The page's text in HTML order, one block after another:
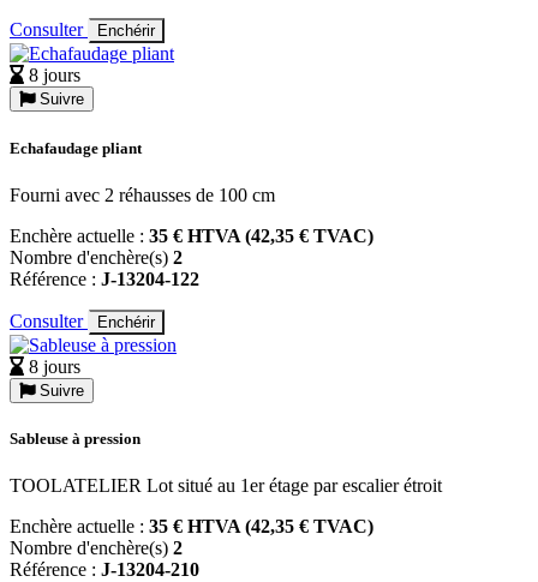
Consulter Enchérir
8 jours
Suivre
Echafaudage pliant
Fourni avec 2 réhausses de 100 cm
Enchère actuelle : 35 € HTVA (42,35 € TVAC)
Nombre d'enchère(s) 2
Référence : J-13204-122
Consulter Enchérir
8 jours
Suivre
Sableuse à pression
TOOLATELIER Lot situé au 1er étage par escalier étroit
Enchère actuelle : 35 € HTVA (42,35 € TVAC)
Nombre d'enchère(s) 2
Référence : J-13204-210